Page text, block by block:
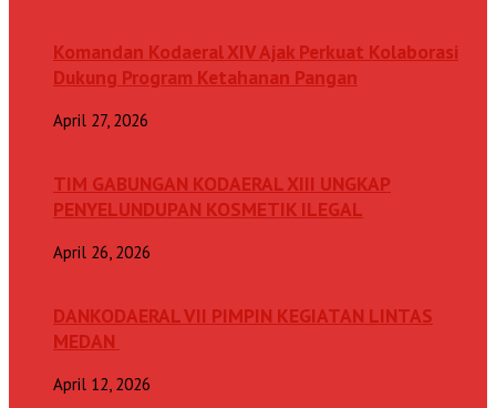
Komandan Kodaeral XIV Ajak Perkuat Kolaborasi
Dukung Program Ketahanan Pangan
April 27, 2026
TIM GABUNGAN KODAERAL XIII UNGKAP
PENYELUNDUPAN KOSMETIK ILEGAL
April 26, 2026
DANKODAERAL VII PIMPIN KEGIATAN LINTAS
MEDAN
April 12, 2026